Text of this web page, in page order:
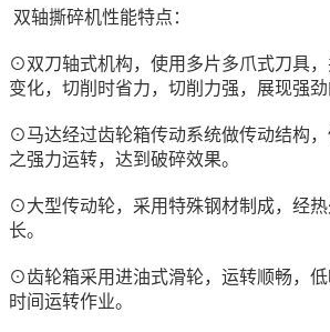
双轴撕碎机性能特点：
⊙双刀轴式机构，使用多片多爪式刀具
变化，切削时省力，切削力强，展现强劲
⊙马达经过齿轮箱传动系统做传动结构
之强力运转，达到破碎效果。
⊙大型传动轮，采用特殊钢材制成，经
长。
⊙齿轮箱采用进油式滑轮，运转顺畅，
时间运转作业。